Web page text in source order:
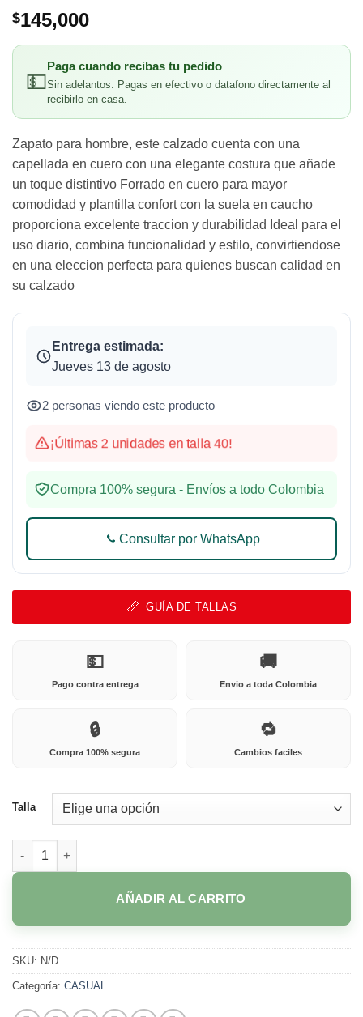
$145,000
💵
Paga cuando recibas tu pedido
Sin adelantos. Pagas en efectivo o datafono directamente al
recibirlo en casa.
Zapato para hombre, este calzado cuenta con una
capellada en cuero con una elegante costura que añade
un toque distintivo Forrado en cuero para mayor
comodidad y plantilla confort con la suela en caucho
proporciona excelente traccion y durabilidad Ideal para el
uso diario, combina funcionalidad y estilo, convirtiendose
en una eleccion perfecta para quienes buscan calidad en
su calzado
Entrega estimada:
Jueves 13 de agosto
2 personas viendo este producto
¡Últimas 2 unidades en talla 40!
Compra 100% segura - Envíos a todo Colombia
Consultar por WhatsApp
GUÍA DE TALLAS
💵
Pago contra entrega
🚚
Envio a toda Colombia
🔒
Compra 100% segura
🔁
Cambios faciles
Talla
1019 NEGRO cantidad
AÑADIR AL CARRITO
SKU: N/D
Categoría: CASUAL